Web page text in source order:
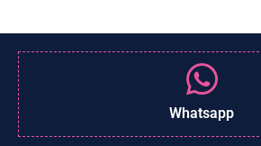
Whatsapp